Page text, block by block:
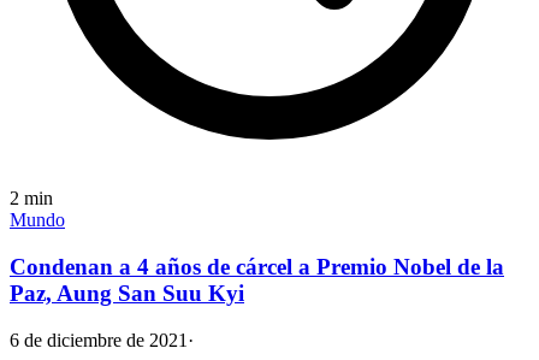
2 min
Mundo
Condenan a 4 años de cárcel a Premio Nobel de la
Paz, Aung San Suu Kyi
6 de diciembre de 2021 ·